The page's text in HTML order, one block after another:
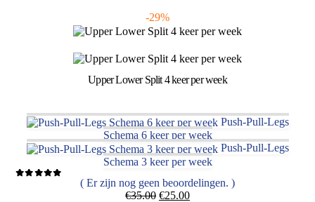
-29%
Upper Lower Split 4 keer per week
Push-Pull-Legs
Schema 6 keer per week
Push-Pull-Legs
Schema 3 keer per week
( Er zijn nog geen beoordelingen. )
€35.00 Oorspronkelijke
€25.00Huidige